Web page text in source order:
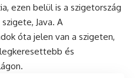
ezen belül is a szigetország
Java. A
óta jelen van a szigeten,
legkeresettebb és